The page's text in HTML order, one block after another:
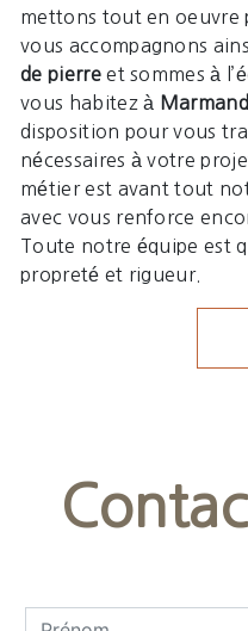
mettons tout en oeuvre
vous accompagnons
de pierreet sommes à
vous habitez à
disposition pour vous
nécessaires à votre
métier est avant tout
avec vous renforce
Toute notre équipe est
propreté et rigueur.